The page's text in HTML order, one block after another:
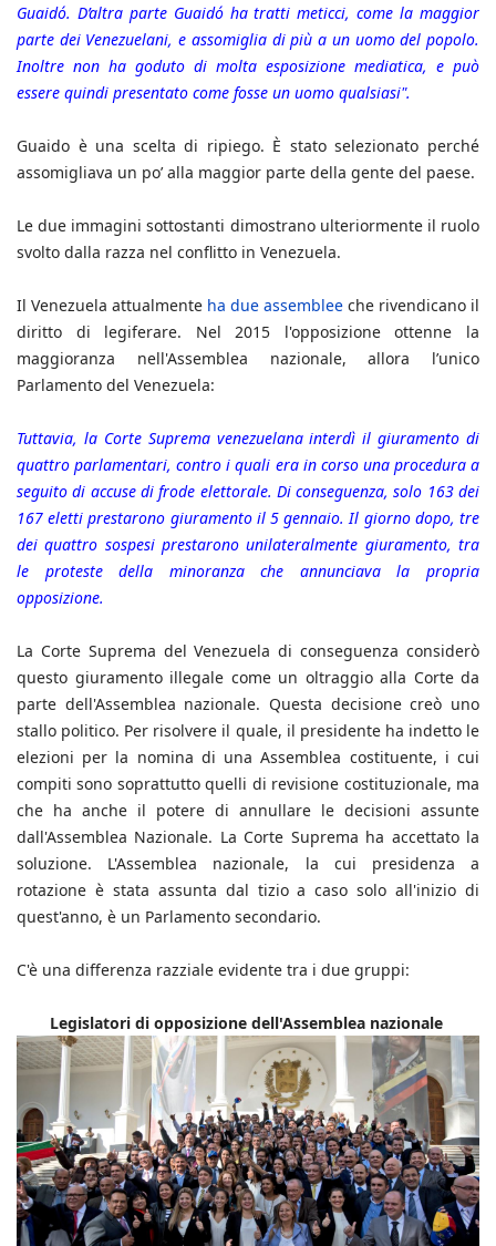
Guaidó. D’altra parte Guaidó ha tratti meticci, come la maggior
parte dei Venezuelani, e assomiglia di più a un uomo del popolo.
Inoltre non ha goduto di molta esposizione mediatica, e può
essere quindi presentato come fosse un uomo qualsiasi".
Guaido è una scelta di ripiego. È stato selezionato perché
assomigliava un po’ alla maggior parte della gente del paese.
Le due immagini sottostanti dimostrano ulteriormente il ruolo
svolto dalla razza nel conflitto in Venezuela.
Il Venezuela attualmente ha due assemblee che rivendicano il
diritto di legiferare. Nel 2015 l'opposizione ottenne la
maggioranza nell'Assemblea nazionale, allora l’unico
Parlamento del Venezuela:
Tuttavia, la Corte Suprema venezuelana interdì il giuramento di
quattro parlamentari, contro i quali era in corso una procedura a
seguito di accuse di frode elettorale. Di conseguenza, solo 163 dei
167 eletti prestarono giuramento il 5 gennaio. Il giorno dopo, tre
dei quattro sospesi prestarono unilateralmente giuramento, tra
le proteste della minoranza che annunciava la propria
opposizione.
La Corte Suprema del Venezuela di conseguenza considerò
questo giuramento illegale come un oltraggio alla Corte da
parte dell'Assemblea nazionale. Questa decisione creò uno
stallo politico. Per risolvere il quale, il presidente ha indetto le
elezioni per la nomina di una Assemblea costituente, i cui
compiti sono soprattutto quelli di revisione costituzionale, ma
che ha anche il potere di annullare le decisioni assunte
dall'Assemblea Nazionale. La Corte Suprema ha accettato la
soluzione. L'Assemblea nazionale, la cui presidenza a
rotazione è stata assunta dal tizio a caso solo all'inizio di
quest'anno, è un Parlamento secondario.
C'è una differenza razziale evidente tra i due gruppi:
Legislatori di opposizione dell'Assemblea nazionale